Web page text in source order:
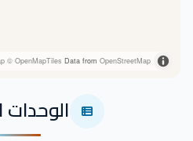
© OpenMapTiles Data from OpenStreetMap
الوحدات